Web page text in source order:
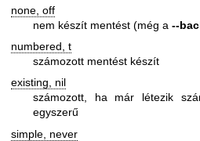
none, off
nem készít mentést (még a --
numbered, t
számozott mentést készít
existing, nil
számozott, ha már létezik
egyszerű
simple, never